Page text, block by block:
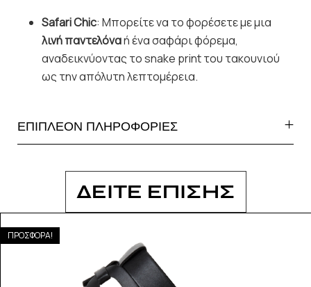
Safari Chic: Μπορείτε να το φορέσετε με μια
λινή παντελόναή ένα σαφάρι φόρεμα,
αναδεικνύοντας το snake print του τακουνιού
ως την απόλυτη λεπτομέρεια.
ΕΠΙΠΛΕΟΝ ΠΛΗΡΟΦΟΡΙΕΣ
ΔΕΙΤΕ ΕΠΙΣΗΣ
ΠΡΟΣΦΟΡΑ!